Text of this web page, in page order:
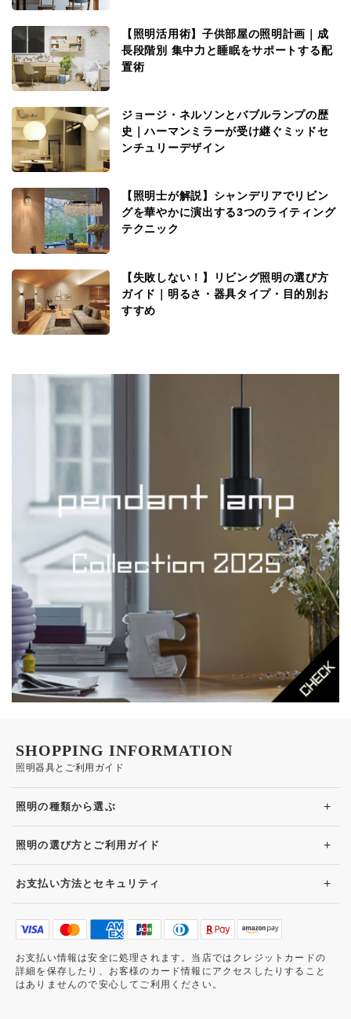
【失敗しない！】リビング照明の選び方
ガイド｜明るさ・器具タイプ・目的別お
すすめ
【照明士が解説】シャンデリアでリビン
グを華やかに演出する3つのライティング
テクニック
ジョージ・ネルソンとバブルランプの歴
史｜ハーマンミラーが受け継ぐミッドセ
ンチュリーデザイン
【照明活用術】子供部屋の照明計画｜成
長段階別 集中力と睡眠をサポートする配
置術
照明器具とご利用ガイド
SHOPPING INFORMATION
照明の種類から選ぶ +
照明の選び方とご利用ガイド +
お支払い方法とセキュリティ +
お支払い情報は安全に処理されます。当店ではクレジットカードの
詳細を保存したり、お客様のカード情報にアクセスしたりすること
はありませんので安心してご利用ください。